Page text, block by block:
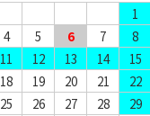
1
4 5 6 7
8
11 12 13 14
15
18 19 20 21
22
25 26 27 28
29